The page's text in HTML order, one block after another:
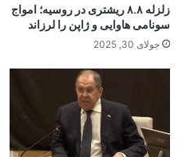
زلزله ۸.۸ ریشتری در روسیه؛ امواج
سونامی هاوایی و ژاپن را لرزاند
جولای 30, 2025